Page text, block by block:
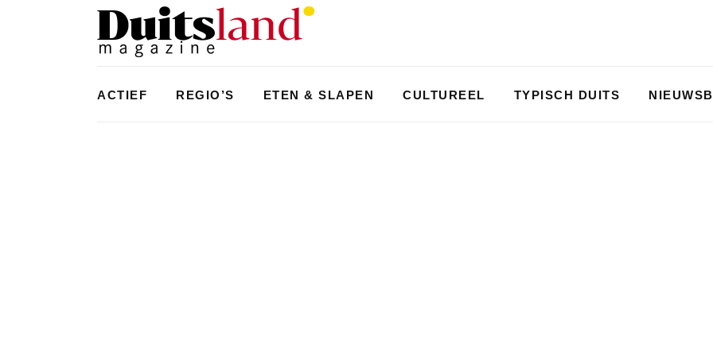
ACTIEF REGIO’S ETEN & SLAPEN CULTUREEL TYPISCH DUITS